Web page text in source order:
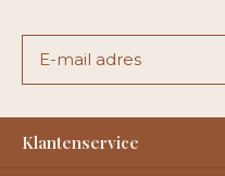
Klantenservice